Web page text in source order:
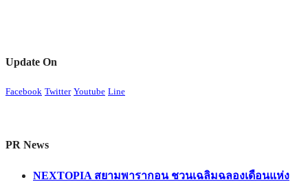
Update On
Facebook Twitter Youtube Line
PR News
NEXTOPIA สยามพารากอน ชวนเฉลิมฉลองเดือนแห่ง